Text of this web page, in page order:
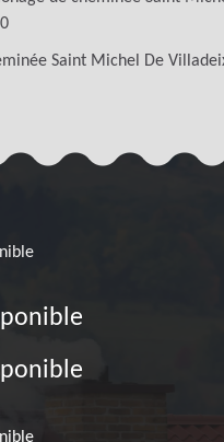
Saint Michel De